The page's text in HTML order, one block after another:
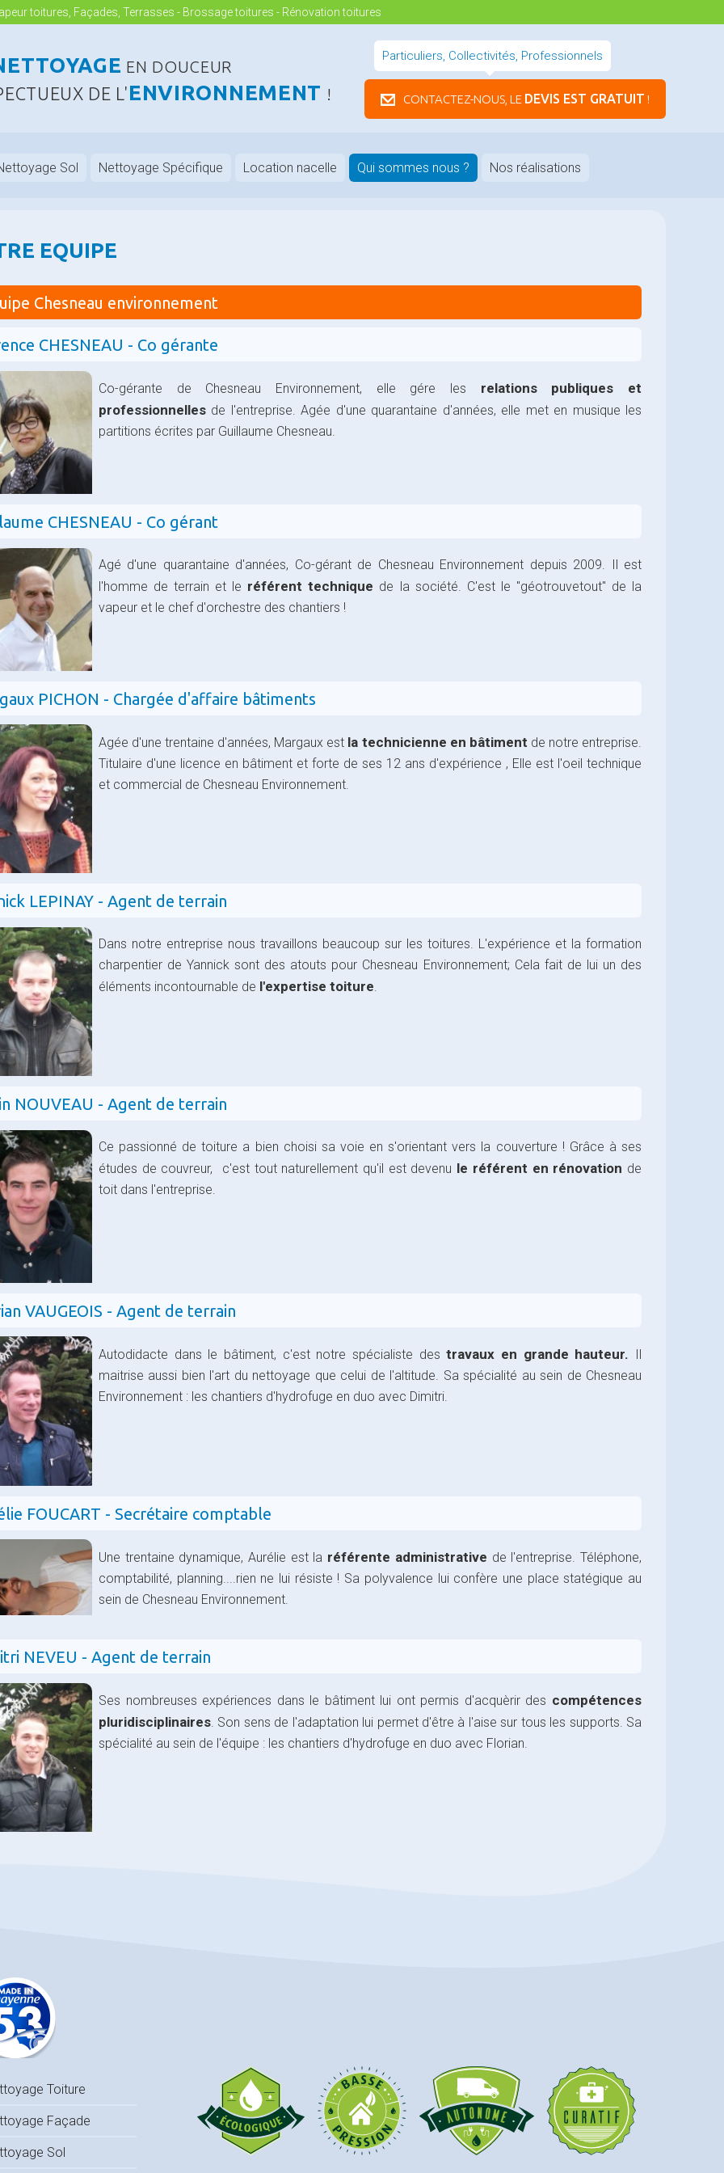
toitures, Façades, Terrasses - Brossage toitures - Rénovation toitures
EN DOUCEUR
DE L'ENVIRONNEMENT !
Particuliers, Collectivités, Professionnels
CONTACTEZ-NOUS, LE DEVIS EST GRATUIT !
Sol Nettoyage Spécifique Location nacelle Qui sommes nous ? Nos réalisations
EQUIPE
Chesneau environnement
CHESNEAU - Co gérante
Co-gérante de Chesneau Environnement, elle gére les relations publiques et
professionnellesde l'entreprise. Agée d'une quarantaine d'années, elle met en musique les
partitions écrites par Guillaume Chesneau.
CHESNEAU - Co gérant
Agé d'une quarantaine d'années, Co-gérant de Chesneau Environnement depuis 2009. Il est
l'homme de terrain et le référent technique de la société. C'est le "géotrouvetout" de la
vapeur et le chef d'orchestre des chantiers !
PICHON - Chargée d'affaire bâtiments
Agée d'une trentaine d'années, Margaux est la technicienne en bâtiment de notre entreprise.
Titulaire d'une licence en bâtiment et forte de ses 12 ans d'expérience , Elle est l'oeil technique
et commercial de Chesneau Environnement.
LEPINAY - Agent de terrain
Dans notre entreprise nous travaillons beaucoup sur les toitures. L'expérience et la formation
charpentier de Yannick sont des atouts pour Chesneau Environnement; Cela fait de lui un des
éléments incontournable de l'expertise toiture.
NOUVEAU - Agent de terrain
Ce passionné de toiture a bien choisi sa voie en s'orientant vers la couverture ! Grâce à ses
études de couvreur, c'est tout naturellement qu'il est devenu le référent en rénovation de
toit dans l'entreprise.
VAUGEOIS - Agent de terrain
Autodidacte dans le bâtiment, c'est notre spécialiste destravaux en grande hauteur. Il
maitrise aussi bien l'art du nettoyage que celui de l'altitude. Sa spécialité au sein de Chesneau
Environnement : les chantiers d'hydrofuge en duo avec Dimitri.
FOUCART - Secrétaire comptable
Une trentaine dynamique, Aurélie est la référente administrative de l'entreprise. Téléphone,
comptabilité, planning....rien ne lui résiste ! Sa polyvalence lui confère une place statégique au
sein de Chesneau Environnement.
NEVEU - Agent de terrain
Ses nombreuses expériences dans le bâtiment lui ont permis d'acquèrir des compétences
pluridisciplinaires. Son sens de l'adaptation lui permet d'être à l'aise sur tous les supports. Sa
spécialité au sein de l'équipe : les chantiers d'hydrofuge en duo avec Florian.
Toiture
Façade
Sol